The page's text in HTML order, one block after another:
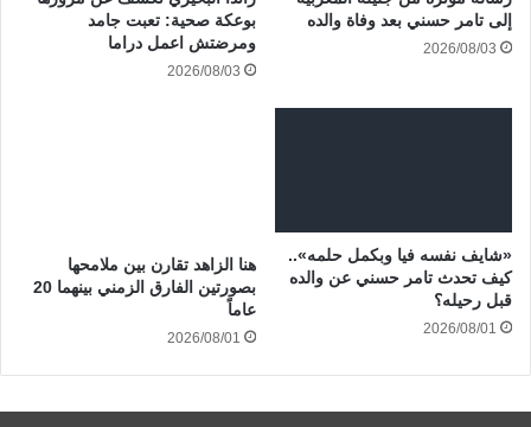
إلى تامر حسني بعد وفاة والده
2026/08/03
بوعكة صحية: تعبت جامد
ومرضتش اعمل دراما
2026/08/03
«شايف نفسه فيا وبكمل حلمه»..
كيف تحدث تامر حسني عن والده
قبل رحيله؟
2026/08/01
هنا الزاهد تقارن بين ملامحها
بصورتين الفارق الزمني بينهما 20
عاماً
2026/08/01